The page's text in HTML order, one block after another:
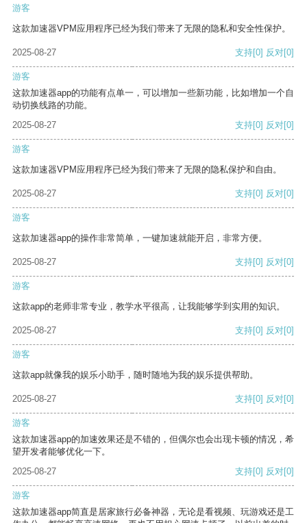
游客
这款加速器VPM应用程序已经为我们带来了无限的隐私和安全性保护。
2025-08-27 支持[0] 反对[0]
游客
这款加速器app的功能有点单一，可以增加一些新功能，比如增加一个自
动切换线路的功能。
2025-08-27
支持[0] 反对[0]
游客
这款加速器VPM应用程序已经为我们带来了无限的隐私保护和自由。
2025-08-27 支持[0] 反对[0]
游客
这款加速器app的操作非常简单，一键加速就能开启，非常方便。
2025-08-27 支持[0] 反对[0]
游客
这款app的老师非常专业，教学水平很高，让我能够学到实用的知识。
2025-08-27 支持[0] 反对[0]
游客
这款app就像我的娱乐小助手，随时随地为我的娱乐提供帮助。
2025-08-27 支持[0] 反对[0]
游客
这款加速器app的加速效果还是不错的，但偶尔也会出现卡顿的情况，希
望开发者能够优化一下。
2025-08-27
支持[0] 反对[0]
游客
这款加速器app简直是居家旅行必备神器，无论是看视频、玩游戏还是工